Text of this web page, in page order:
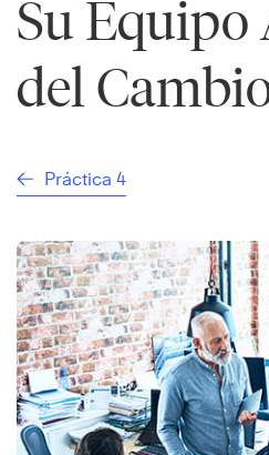
Su Equipo
del
Práctica 4